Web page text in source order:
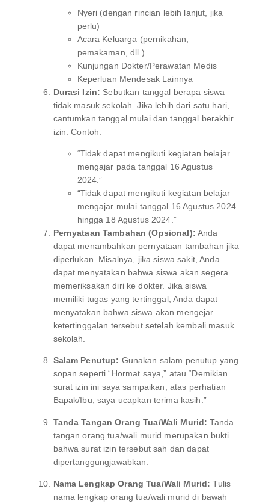
Nyeri (dengan rincian lebih lanjut, jika
perlu)
Acara Keluarga (pernikahan,
pemakaman, dll.)
Kunjungan Dokter/Perawatan Medis
Keperluan Mendesak Lainnya
Durasi Izin: Sebutkan tanggal berapa siswa
tidak masuk sekolah. Jika lebih dari satu hari,
cantumkan tanggal mulai dan tanggal berakhir
izin. Contoh:
“Tidak dapat mengikuti kegiatan belajar
mengajar pada tanggal 16 Agustus
2024.”
“Tidak dapat mengikuti kegiatan belajar
mengajar mulai tanggal 16 Agustus 2024
hingga 18 Agustus 2024.”
Pernyataan Tambahan (Opsional): Anda
dapat menambahkan pernyataan tambahan jika
diperlukan. Misalnya, jika siswa sakit, Anda
dapat menyatakan bahwa siswa akan segera
memeriksakan diri ke dokter. Jika siswa
memiliki tugas yang tertinggal, Anda dapat
menyatakan bahwa siswa akan mengejar
ketertinggalan tersebut setelah kembali masuk
sekolah.
Salam Penutup: Gunakan salam penutup yang
sopan seperti “Hormat saya,” atau “Demikian
surat izin ini saya sampaikan, atas perhatian
Bapak/Ibu, saya ucapkan terima kasih.”
Tanda Tangan Orang Tua/Wali Murid: Tanda
tangan orang tua/wali murid merupakan bukti
bahwa surat izin tersebut sah dan dapat
dipertanggungjawabkan.
Nama Lengkap Orang Tua/Wali Murid: Tulis
nama lengkap orang tua/wali murid di bawah